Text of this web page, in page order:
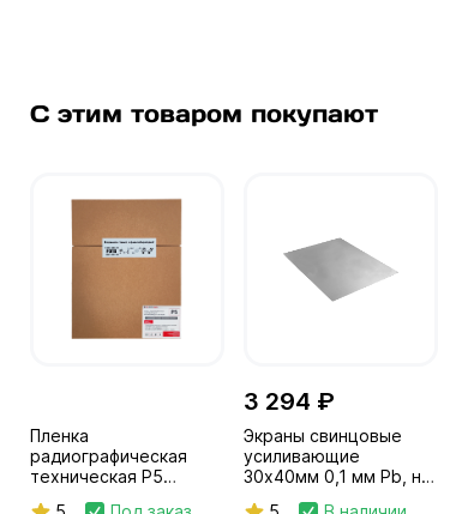
С этим товаром покупают
Пленка
радиографическая
техническая Р5
3 294 ₽
Экраны свинцовые
усиливающие
30х40мм 0,1 мм Pb, на